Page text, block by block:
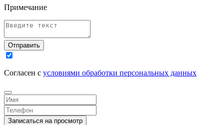
Примечание
Отправить
Согласен с условиями обработки персональных данных
Записаться на просмотр